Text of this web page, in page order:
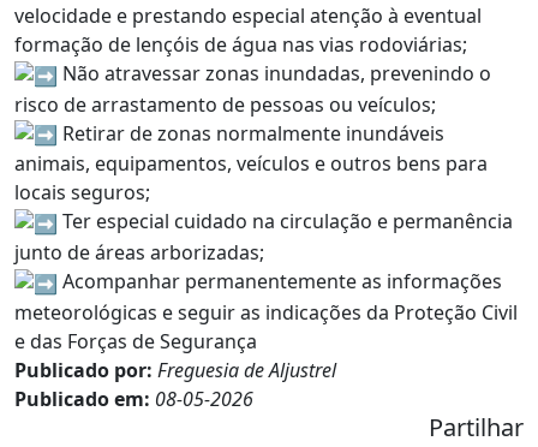
velocidade e prestando especial atenção à eventual
formação de lençóis de água nas vias rodoviárias;
Não atravessar zonas inundadas, prevenindo o
risco de arrastamento de pessoas ou veículos;
Retirar de zonas normalmente inundáveis
animais, equipamentos, veículos e outros bens para
locais seguros;
Ter especial cuidado na circulação e permanência
junto de áreas arborizadas;
Acompanhar permanentemente as informações
meteorológicas e seguir as indicações da Proteção Civil
e das Forças de Segurança
Publicado por: Freguesia de Aljustrel
Publicado em: 08-05-2026
Partilhar